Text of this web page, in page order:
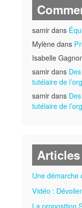
samir dans
Mylène dans
Isabelle
samir dans
tutélaire de
samir dans
tutélaire de
Une démarche
Vidéo :
La proposition